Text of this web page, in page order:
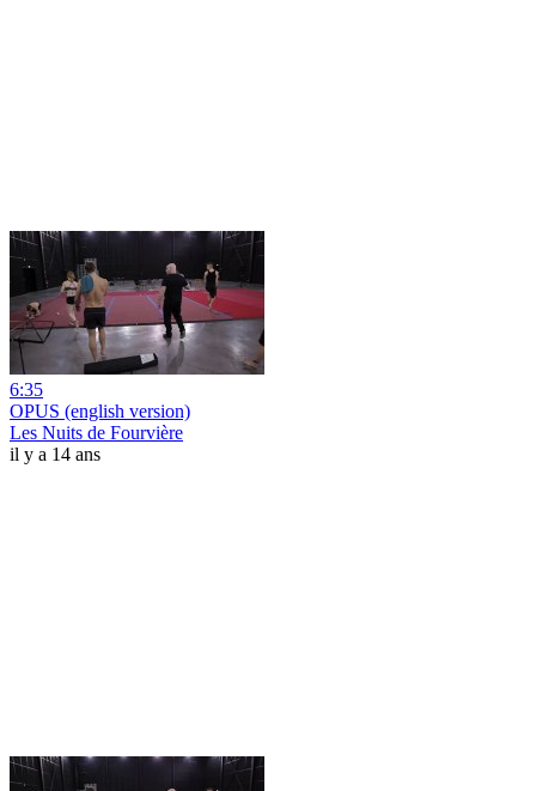
6:35
OPUS (english version)
Les Nuits de Fourvière
il y a 14 ans